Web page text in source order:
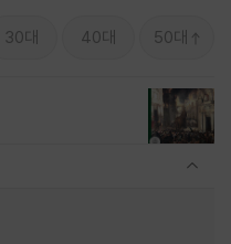
30대 40대 50대